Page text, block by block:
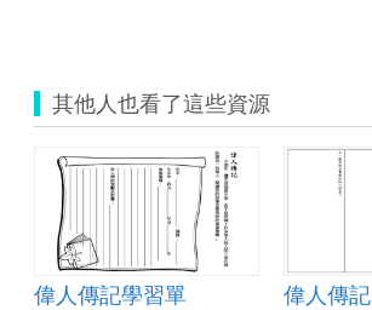
其他人也看了這些資源
偉人傳記學習單
偉人傳記